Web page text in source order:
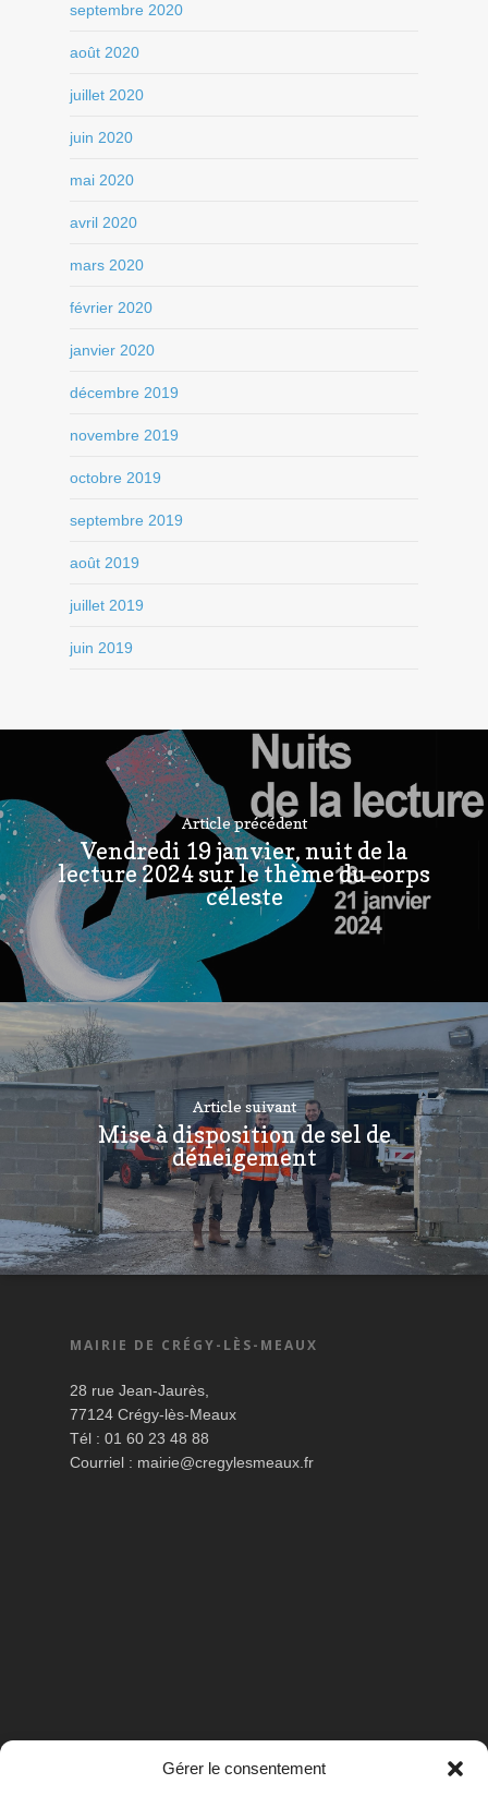
Gérer le consentement
septembre 2020
août 2020
juillet 2020
juin 2020
mai 2020
avril 2020
mars 2020
février 2020
janvier 2020
décembre 2019
novembre 2019
octobre 2019
septembre 2019
août 2019
juillet 2019
juin 2019
Article précédent
Vendredi 19 janvier, nuit de la
lecture 2024 sur le thème du corps
céleste
Article suivant
Mise à disposition de sel de
déneigement
MAIRIE DE CRÉGY-LÈS-MEAUX
28 rue Jean-Jaurès,
77124 Crégy-lès-Meaux
Tél : 01 60 23 48 88
Courriel : mairie@cregylesmeaux.fr